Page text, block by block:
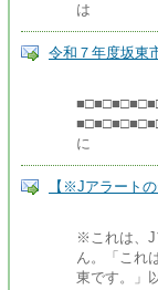
は
令和７年度坂東
に
【※Jアラートの
※これは、J
ん。「これ
東です。」